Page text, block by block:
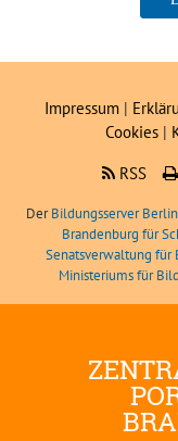
Impressum |
Cookies|
RSS
DerBildungsserver
Brandenburg für
Senatsverwaltung für
Ministeriums für